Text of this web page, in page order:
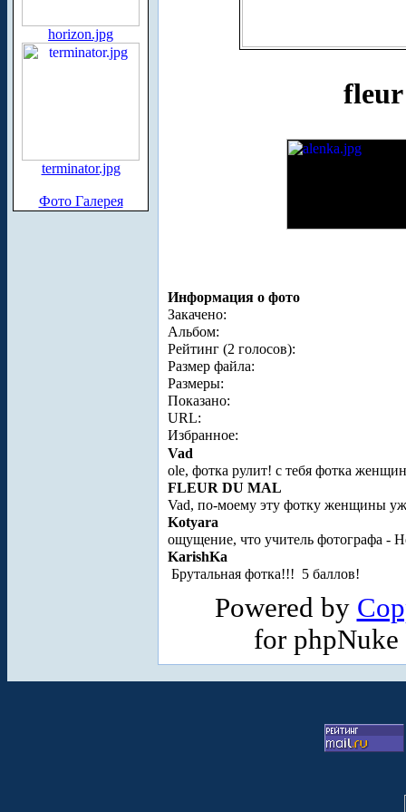
horizon.jpg
terminator.jpg
Фото Галерея
Информация о фото
Закачено:
Альбом:
Рейтинг (2 голосов):
Размер файла:
Размеры:
Показано:
URL:
Избранное:
Vad
ole, фотка рулит! с тебя фотка
FLEUR DU MAL
Vad, по-моему эту фотку женщины
Kotyara
ощущение, что учитель фотографа -
KarishKa
Брутальная фотка!!! 5 баллов!
Powered by
for